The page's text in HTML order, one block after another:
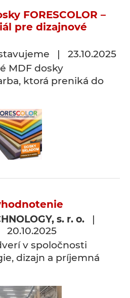
FORESCOLOR –
pre dizajnové
| 23.10.2025
MDF dosky
ktorá preniká do
s. r. o. |
v spoločnosti
dizajn a príjemná